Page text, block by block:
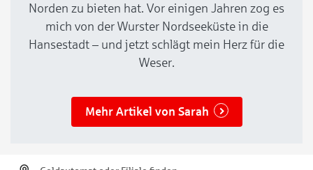
Norden zu bieten hat. Vor einigen Jahren zog es
mich von der Wurster Nordseeküste in die
Hansestadt – und jetzt schlägt mein Herz für die
Weser.
Mehr Artikel von Sarah